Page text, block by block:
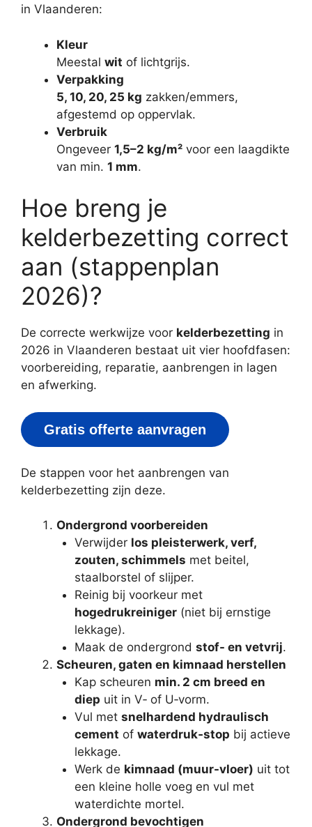
in Vlaanderen:
Kleur
Meestal wit of lichtgrijs.
Verpakking
5, 10, 20, 25 kg zakken/emmers,
afgestemd op oppervlak.
Verbruik
Ongeveer 1,5–2 kg/m² voor een laagdikte
van min. 1 mm.
Hoe breng je
kelderbezetting correct
aan (stappenplan
2026)?
De correcte werkwijze voor kelderbezetting in
2026 in Vlaanderen bestaat uit vier hoofd­fasen:
voorbereiding, reparatie, aanbrengen in lagen
en afwerking.
Gratis offerte aanvragen
De stappen voor het aanbrengen van
kelderbezetting zijn deze.
Ondergrond voorbereiden
Verwijder los pleisterwerk, verf,
zouten, schimmels met beitel,
staalborstel of slijper.
Reinig bij voorkeur met
hogedrukreiniger(niet bij ernstige
lekkage).
Maak de ondergrond stof- en vetvrij.
Scheuren, gaten en kimnaad herstellen
Kap scheuren min. 2 cm breed en
diep uit in V‑ of U‑vorm.
Vul met snelhardend hydraulisch
cement of waterdruk‑stop bij actieve
lekkage.
Werk de kimnaad (muur-vloer) uit tot
een kleine holle voeg en vul met
waterdichte mortel.
Ondergrond bevochtigen